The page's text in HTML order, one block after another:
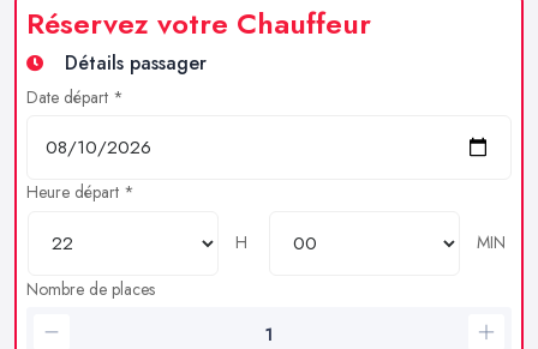
Réservez votre Chauffeur
Détails passager
Date départ *
Heure départ *
H
MIN
Nombre de places